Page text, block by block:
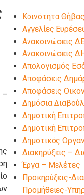
–
Kοινότητα Θήβας
Αγγελίες
Ανακοινώσεις
Ανακοινώσεις
Απολογισμός
Αποφάσεις
Αποφάσεις
Δημόσια
Δημοτική
Δημοτική
Δημοτικός
Διακηρύξεις –
Έργα – Μελέτες
Προκηρύξεις-
Προμήθειες-